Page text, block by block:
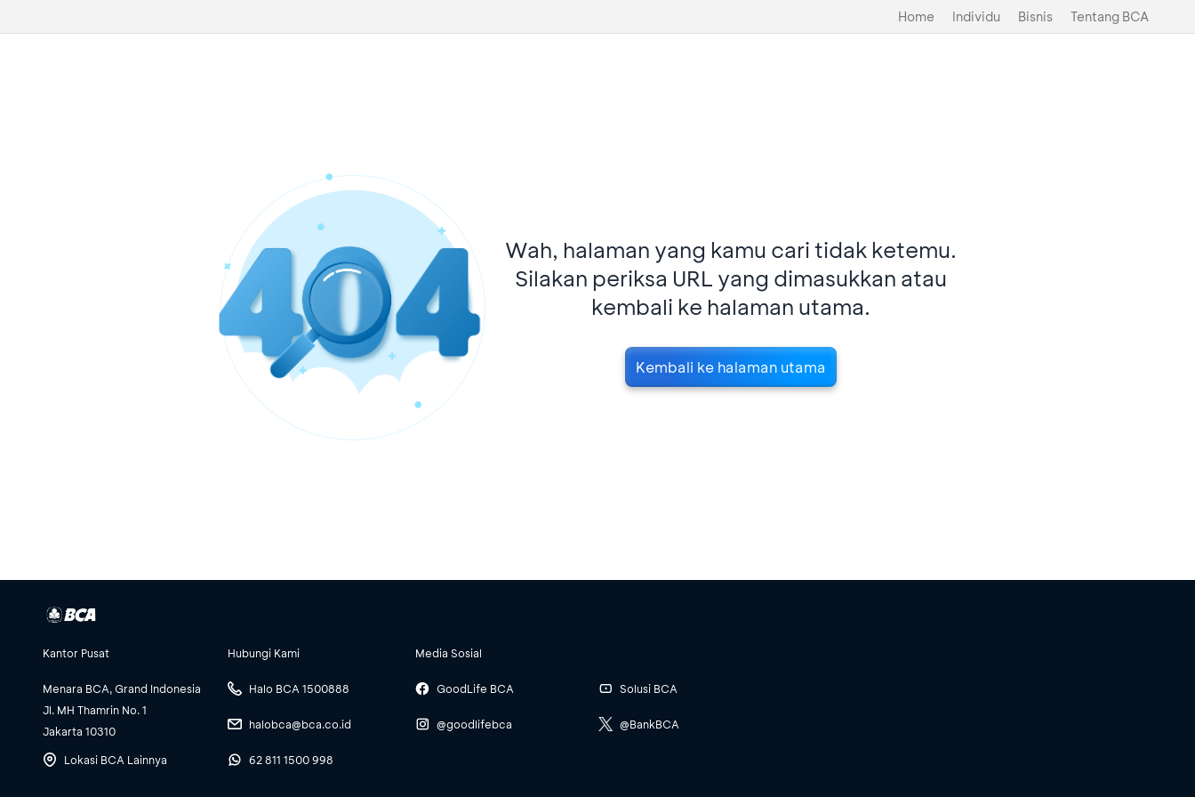
Home Individu Bisnis Tentang BCA
Wah, halaman yang kamu cari tidak ketemu.
Silakan periksa URL yang dimasukkan atau
kembali ke halaman utama.
Kembali ke halaman utama
Kantor Pusat
Menara BCA, Grand Indonesia
Jl. MH Thamrin No. 1
Jakarta 10310
Lokasi BCA Lainnya
Hubungi Kami
Halo BCA 1500888
halobca@bca.co.id
62 811 1500 998
Media Sosial
GoodLife BCA
@goodlifebca
Solusi BCA
@BankBCA